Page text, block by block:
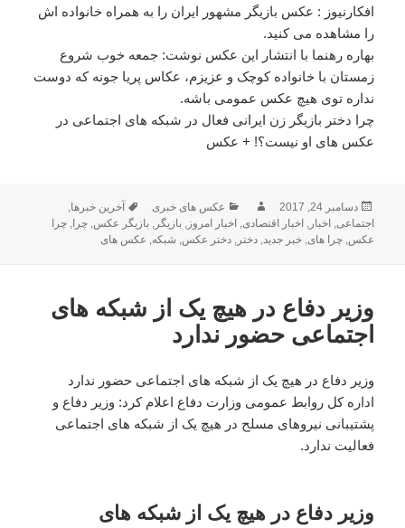
افکارنیوز : عکس بازیگر مشهور ایران را به همراه خانواده اش
را مشاهده می کنید.
بهاره رهنما با انتشار این عکس نوشت: جمعه خوب شروع
زمستان با خانواده کوچک و عزیزم، عکاس پریا جونه که دوست
نداره توی هیچ عکس عمومی باشه.
چرا دختر بازیگر زن ایرانی فعال در شبکه های اجتماعی در
عکس های او نیست؟! + عکس
ارسال
شده
در
دسامبر 24, 2017 نویسندهدسته‌ها
عکس های خبری برچسب‌ها
آخرین خبرها,
اجتماعی, اخبار, اخبار اقتصادی, اخبار امروز,بازیگر,بازیگر عکس,چرا,چرا
عکس,چرا های,خبر جدید,دختر,دختر عکس, شبکه, عکس های
وزیر دفاع در هیچ یک از شبکه های
اجتماعی حضور ندارد
وزیر دفاع در هیچ یک از شبکه های اجتماعی حضور ندارد
اداره کل روابط عمومی وزارت دفاع اعلام کرد: وزیر دفاع و
پشتیبانی نیروهای مسلح در هیچ یک از شبکه های اجتماعی
فعالیت ندارد.
وزیر دفاع در هیچ یک از شبکه های